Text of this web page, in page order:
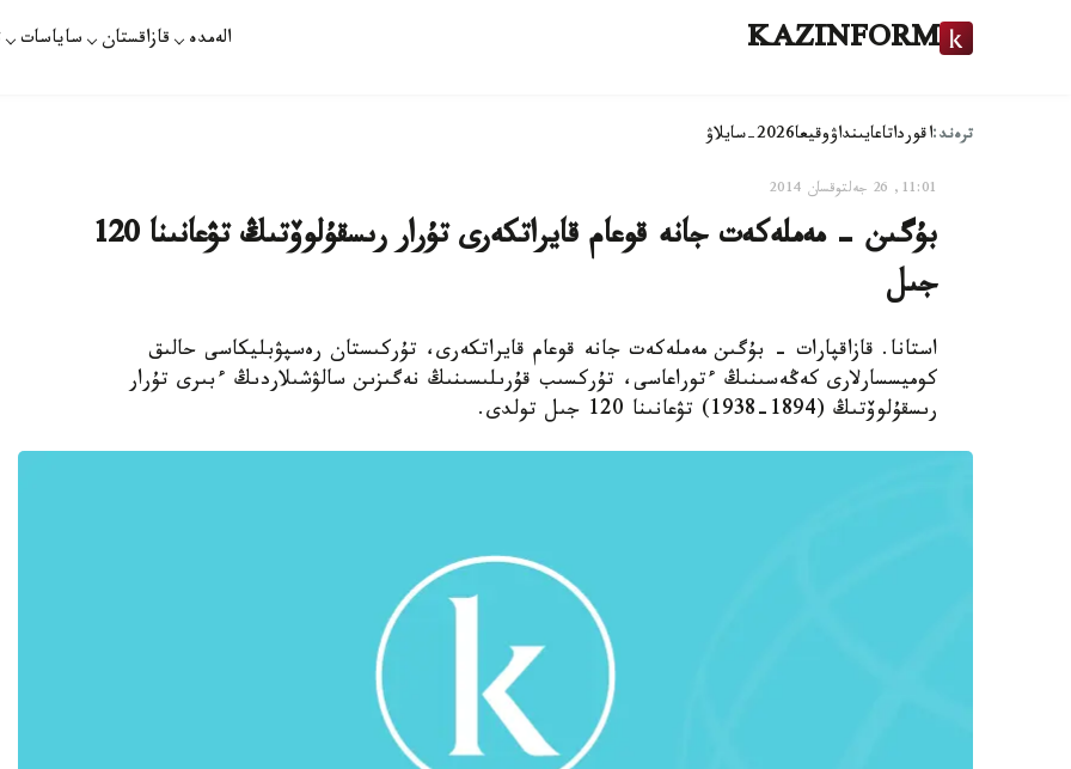
KAZINFORM الەمدە قازاقستان ساياسات
ترەند:اقورداتاعايىنداۋوقيعا2026-سايلاۋ
11:01, 26 جەلتوقسان 2014
بۇگىن - مەملەكەت جانە قوعام قايراتكەرى تۇرار رىسقۇلوۆتىڭ تۋعانىنا 120
جىل
استانا. قازاقپارات - بۇگىن مەملەكەت جانە قوعام قايراتكەرى، تۇركىستان رەسپۋبليكاسى حالىق
كوميسسارلارى كەڭەسىنىڭ ءتوراعاسى، تۇركسىب قۇرىلىسىنىڭ نەگىزىن سالۋشىلاردىڭ ءبىرى تۇرار
رىسقۇلوۆتىڭ (1894-1938) تۋعانىنا 120 جىل تولدى.